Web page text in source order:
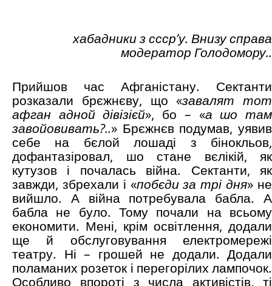
хабадники з ссср’у. Внизу справа
модератор Голодомору..
Прийшов час Афганістану. Сектанти
розказали брєжнєву, що «завалят тот
афган адной дівізієй», бо – «а шо там
завойовивать?..» Брєжнєв подумав, уявив
себе на бєлой лошаді з бінокльов,
дофантазіровал, шо стане вєлікій, як
кутузов і почалась війна. Сектанти, як
завжди, збрехали і «побєди за трі дня» не
вийшло. А війна потребувала бабла. А
бабла не було. Тому почали на всьому
економити. Мені, крім освітлення, додали
ще й обслуговування електромережі
театру. Ні – грошей не додали. Додали
поламаних розеток і перегорілих лампочок.
Особливо впороті з числа активістів, ті